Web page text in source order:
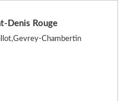
Denis Rouge
Chambertin